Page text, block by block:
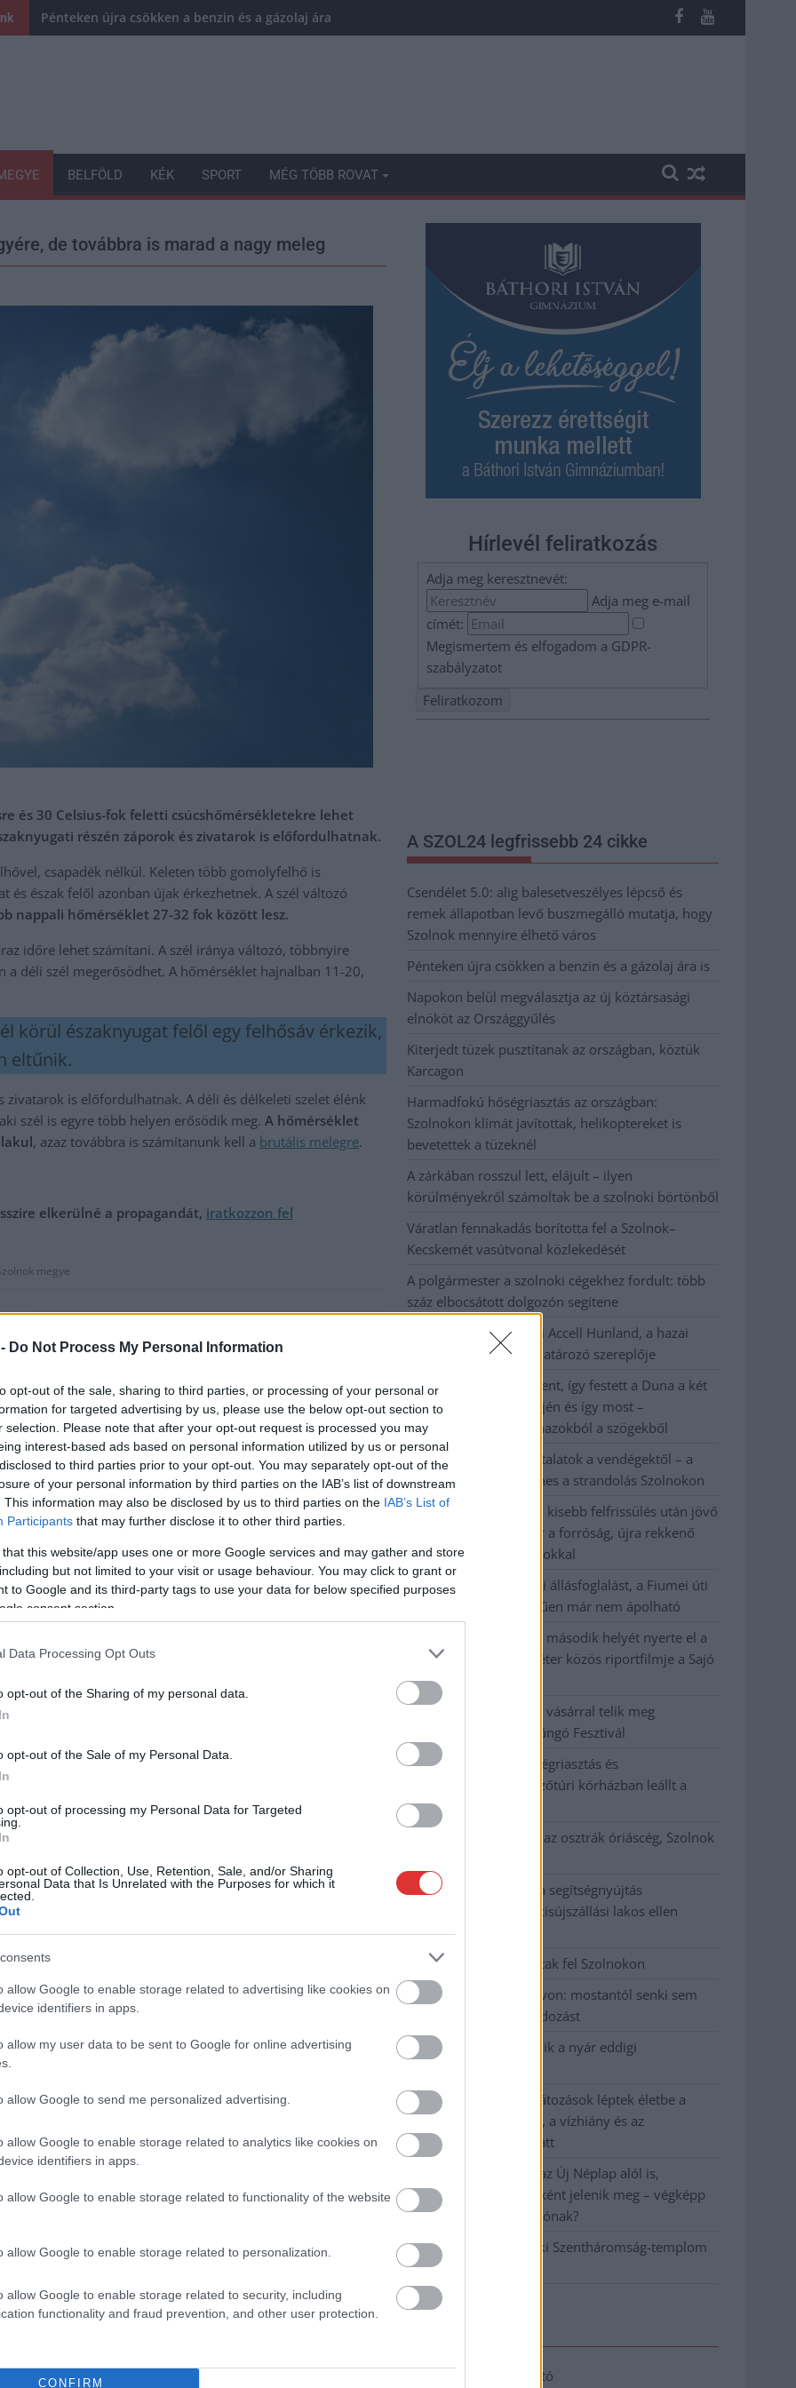
Do Not Process My Personal Information
opt-out of the sale, sharing to third parties, or processing of your personal or
for targeted advertising by us, please use the below opt-out section to
selection. Please note that after your opt-out request is processed you may
interest-based ads based on personal information utilized by us or personal
to third parties prior to your opt-out. You may separately opt-out of the
of your personal information by third parties on the IAB’s list of downstream
This information may also be disclosed by us to third parties on the IAB’s List of
Participants that may further disclose it to other third parties.
that this website/app uses one or more Google services and may gather and store
but not limited to your visit or usage behaviour. You may click to grant or
to Google and its third-party tags to use your data for below specified purposes
consent section.
Data Processing Opt Outs
opt-out of the Sharing of my personal data.
opt-out of the Sale of my Personal Data.
opt-out of processing my Personal Data for Targeted
opt-out of Collection, Use, Retention, Sale, and/or Sharing
Data that Is Unrelated with the Purposes for which it
allow Google to enable storage related to advertising like cookies on
identifiers in apps.
allow my user data to be sent to Google for online advertising
allow Google to send me personalized advertising.
allow Google to enable storage related to analytics like cookies on
identifiers in apps.
allow Google to enable storage related to functionality of the website
allow Google to enable storage related to personalization.
allow Google to enable storage related to security, including
functionality and fraud prevention, and other user protection.
CONFIRM
Pénteken újra csökken a benzin és a gázolaj ára is
BELFÖLD KÉK SPORT MÉG TÖBB ROVAT
de továbbra is marad a nagy meleg
és 30 Celsius-fok feletti csúcshőmérsékletekre lehet
részén záporok és zivatarok is előfordulhatnak.
csapadék nélkül. Keleten több gomolyfelhő is
és észak felől azonban újak érkezhetnek. A szél változó
nappali hőmérséklet 27-32 fok között lesz.
időre lehet számítani. A szél iránya változó, többnyire
a déli szél megerősödhet. A hőmérséklet hajnalban 11-20,
körül északnyugat felől egy felhősáv érkezik,
eltűnik.
zivatarok is előfordulhatnak. A déli és délkeleti szelet élénk
szél is egyre több helyen erősödik meg. A hőmérséklet
, azaz továbbra is számítanunk kell a brutális melegre.
elkerülné a propagandát, iratkozzon fel
megye
indul a
medencei folklór és a
központjává válik
hőségriasztás és
kórházban leállt a klíma
hőségriasztást az Országos
Hírlevél feliratkozás
Adja meg keresztnevét:
Adja meg e-mail
címét:
Megismertem és elfogadom a GDPR-
szabályzatot
A SZOL24 legfrissebb 24 cikke
Csendélet 5.0: alig balesetveszélyes lépcső és
remek állapotban levő buszmegálló mutatja, hogy
Szolnok mennyire élhető város
Pénteken újra csökken a benzin és a gázolaj ára is
Napokon belül megválasztja az új köztársasági
elnököt az Országgyűlés
Kiterjedt tüzek pusztítanak az országban, köztük
Karcagon
Harmadfokú hőségriasztás az országban:
Szolnokon klímát javítottak, helikoptereket is
bevetettek a tüzeknél
A zárkában rosszul lett, elájult – ilyen
körülményekről számoltak be a szolnoki börtönből
Váratlan fennakadás borította fel a Szolnok–
Kecskemét vasútvonal közlekedését
A polgármester a szolnoki cégekhez fordult: több
száz elbocsátott dolgozón segítene
Csődbe ment a tószegi Accell Hunland, a hazai
kerékpárgyártás meghatározó szereplője
Egyszer fent, egyszer lent, így festett a Duna a két
évvel ezelőtti árvíz idején és így most –
fotógyűjtemény ugyanazokból a szögekből
Ilyenek eddig a tapasztalatok a vendégektől – a
hőhullám miatt ingyenes a strandolás Szolnokon
Nem biztató: a hétvégi kisebb felfrissülés után jövő
héten megint visszatér a forróság, újra rekkenő
hőség jön, akár 38 fokokkal
Közzétették a szakértői állásfoglalást, a Fiumei úti
fák többsége szakszerűen már nem ápolható
A MÚOSZ sajtódíjának második helyét nyerte el a
Borsod24 és a Paraméter közös riportfilmje a Sajó
szennyezéséről
Tánccal, zeneszóval és vásárral telik meg
Jászberény, indul a Csángó Fesztivál
Meghosszabbított hőségriasztás és
vízkorlátozások, a mezőtúri kórházban leállt a
klíma
Átszervezi működését az osztrák óriáscég, Szolnok
Tragédiába torkollott a segítségnyújtás
elmulasztása, három kisújszállási lakos ellen
emeltek vádat
Hatalmas lángok csaptak fel Szolnokon
Vízitraffipax a Tisza-tavon: mostantól senki sem
úszhatja meg a száguldozást
Szolnokra is megérkezik a nyár eddigi
Már Szolnokon is korlátozások léptek életbe a
tartós hatalmas hőség, a vízhiány és az
áramtakarékosság miatt
A NER kihúzta a talajt az Új Néplap alól is,
immáron csak hetilapként jelenik meg – végképp
vége a nyomtatott sajtónak?
Befejeződött a szolnoki Szentháromság-templom
felújítása
Adatkezelési tájékoztató